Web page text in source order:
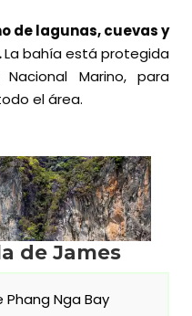
de lagunas, cuevas y
La bahía está protegida
Marino, para
el área.
Phang Nga Bay